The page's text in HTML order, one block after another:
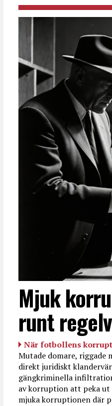
Mjuk
runt
När fotbollens
Mutade domare, riggade
direkt juridiskt
gängkriminella
av korruption att peka
mjuka korruptionen där